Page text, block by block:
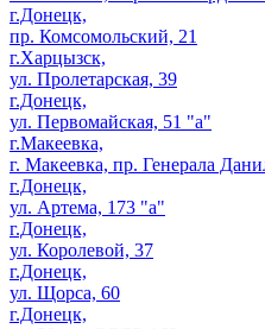
г.Донецк,
пр. Комсомольский, 21
г.Харцызск,
ул. Пролетарская, 39
г.Донецк,
ул. Первомайская, 51 "а"
г.Макеевка,
г. Макеевка, пр. Генерала
г.Донецк,
ул. Артема, 173 "а"
г.Донецк,
ул. Королевой, 37
г.Донецк,
ул. Щорса, 60
г.Донецк,